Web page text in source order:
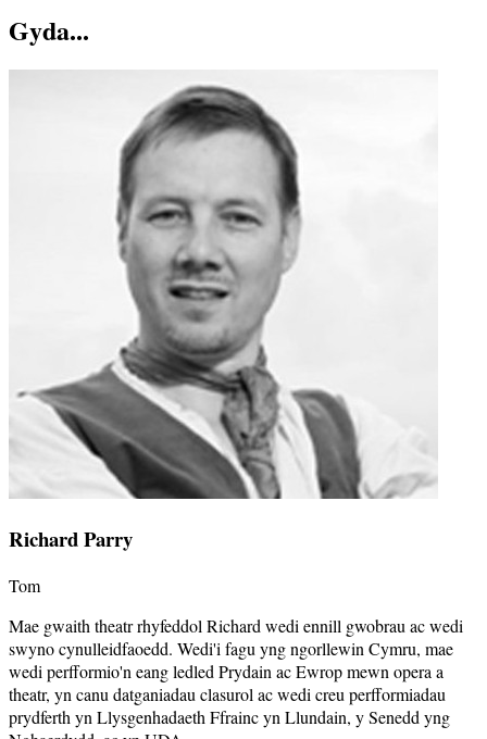
Gyda...
Richard Parry
Tom
Mae gwaith theatr rhyfeddol Richard wedi ennill gwobrau ac wedi
swyno cynulleidfaoedd. Wedi'i fagu yng ngorllewin Cymru, mae
wedi perfformio'n eang ledled Prydain ac Ewrop mewn opera a
theatr, yn canu datganiadau clasurol ac wedi creu perfformiadau
prydferth yn Llysgenhadaeth Ffrainc yn Llundain, y Senedd yng